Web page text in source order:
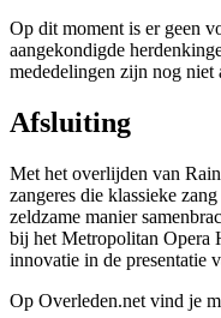
Op dit moment is er geen
aangekondigde
mededelingen zijn nog niet
Afsluiting
Met het overlijden van
zangeres die klassieke
zeldzame manier
bij het Metropolitan Opera
innovatie in de presentatie
Op Overleden.net vind je